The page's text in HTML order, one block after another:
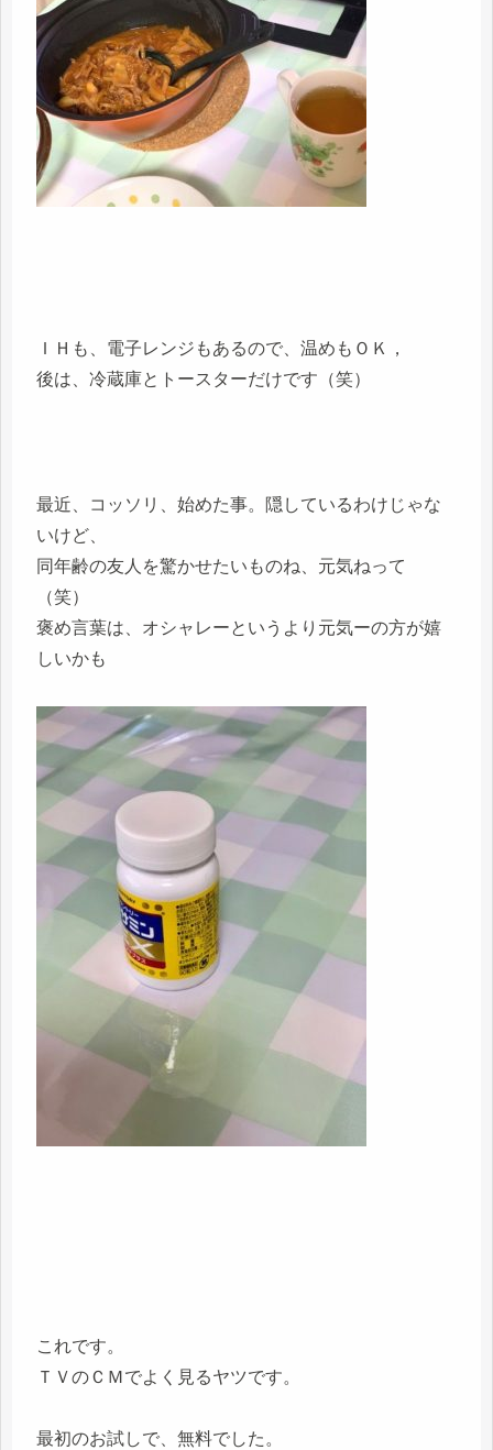
ＩＨも、電子レンジもあるので、温めもＯＫ，
後は、冷蔵庫とトースターだけです（笑）
最近、コッソリ、始めた事。隠しているわけじゃな
いけど、
同年齢の友人を驚かせたいものね、元気ねって
（笑）
褒め言葉は、オシャレーというより元気ーの方が嬉
しいかも
これです。
ＴＶのＣＭでよく見るヤツです。
最初のお試しで、無料でした。